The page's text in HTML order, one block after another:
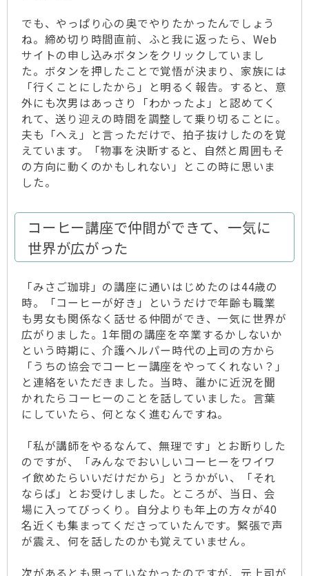
でも、やっぱり心の奥でやりたかったんでしょう
ね。締め切り時間直前、ふと我に返ったら、Web
サイトの申し込みボタンをクリックしていまし
た。ボタンを押したことで覚悟が決まり、家族には
「行くことにしたから」と明るく報告。すると、意
外にも次男はあっさり「わかったよ」と認めてく
れて、送り迎えの時間を調整して乗り切ることに。
夫も「へえ」と言っただけで、拍子抜けしたのを覚
えています。「物事を決断すると、自然と周囲もそ
の方向に動くのかもしれない」とこの時に思いま
した。
コーヒー講座で仲間ができて、一気に
世界が広がった
「みさご珈琲」の講座に通いはじめたのは44歳の
時。「コーヒーが好き」というだけで年齢も職業
も男女も関係なく話せる仲間ができ、一気に世界が
広がりました。1年間の講座を卒業するかしないか
という時期に、介護ヘルパー時代の上司の方から
「うちの協会でコーヒー講座をやってくれない？」
と連絡をいただきました。当時、誰かに近況を聞
かれたらコーヒーのことを話していました。言葉
にしていたら、何となく進むんですね。
「私が講師をやるなんて、無理です」とお断りした
のですが、「みんなでおいしいコーヒーをワイワ
イ飲めたらいいだけだから」とうかがい、「それ
ならば」とお受けしました。ところが、当日、会
場に入ってびっくり。自分よりも年上の方々が40
名近くも集まってくださっていたんです。緊張で声
が震え、何を話したのかも覚えていません。